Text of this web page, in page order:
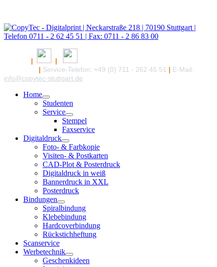
|
|
| Service-Telefon: +49 (0) 711 - 262 45 51 | E-Mail:
info@copytec-stuttgart.de
Home
Studenten
Service
Stempel
Faxservice
Digitaldruck
Foto- & Farbkopie
Visiten- & Postkarten
CAD-Plot & Posterdruck
Digitaldruck in weiß
Bannerdruck in XXL
Posterdruck
Bindungen
Spiralbindung
Klebebindung
Hardcoverbindung
Rückstichheftung
Scanservice
Werbetechnik
Geschenkideen